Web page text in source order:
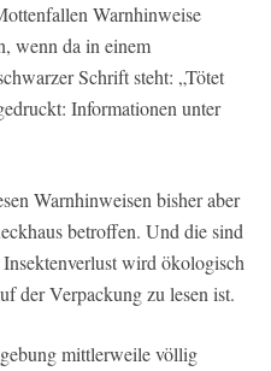
Warnhinweise
wenn da in einem
Schrift steht: „Tötet
Informationen unter
Warnhinweisen bisher aber
betroffen. Und die sind
wird ökologisch
der Verpackung zu lesen ist.
mittlerweile völlig